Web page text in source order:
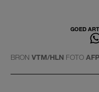
GOED
BRON VTM/HLN FOTO AFP